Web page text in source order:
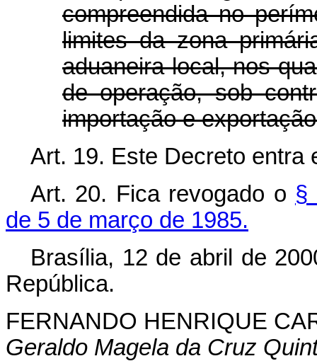
compreendida no
limites da zona
aduaneira local, nos
de operação, sob
importação e
Art. 19. Este Decreto entra
Art. 20. Fica revogado o §
de 5 de março de 1985.
Brasília, 12 de abril de
República.
FERNANDO HENRIQUE
Geraldo Magela da Cruz